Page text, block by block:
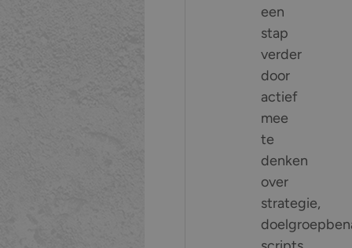
een
stap
verder
door
actief
mee
te
denken
over
strategie,